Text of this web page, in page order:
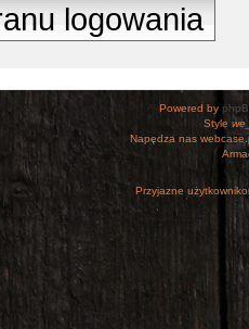
logowania
Powered by
Style
Napędza nas
Przyjazne